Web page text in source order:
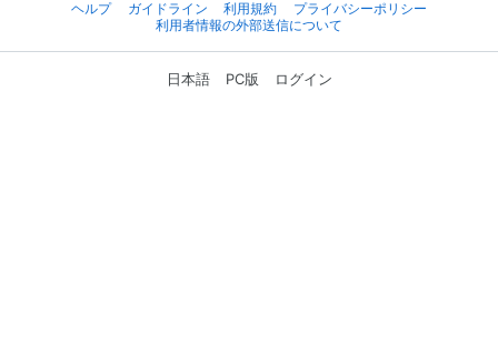
ヘルプ
ガイドライン 利用規約
プライバシーポリシー
利用者情報の外部送信について
日本語 PC版 ログイン